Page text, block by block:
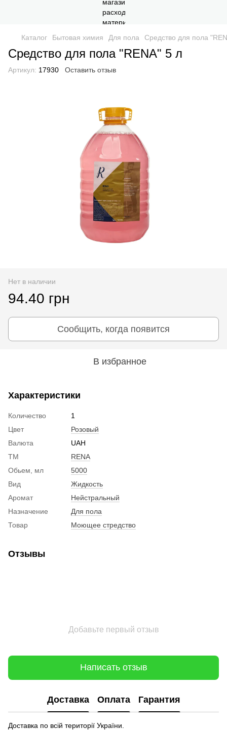
Каталог Бытовая химия Для пола Средство для пола
Средство для пола "RENA" 5 л
Артикул: 17930 Оставить отзыв
Нет в наличии
94.40 грн
Сообщить, когда появится
В избранное
Характеристики
Количество
1
Цвет
Розовый
Валюта
UAH
ТМ
RENA
Обьем, мл
5000
Вид
Жидкость
Аромат
Нейстральный
Назначение
Для пола
Товар
Моющее стредство
Отзывы
Добавьте первый отзыв
Написать отзыв
Доставка Оплата Гарантия
Доставка по всій території України.